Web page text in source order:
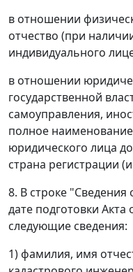
в отношении
отчество (при
индивидуального
в отношении
государственной
самоуправления,
полное
юридического лица
страна регистрации
8. В строке
дате подготовки
следующие сведения:
1) фамилия, имя